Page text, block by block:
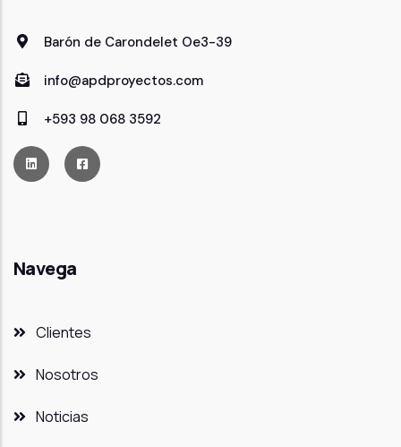
Barón de Carondelet Oe3-39
info@apdproyectos.com
+593 98 068 3592
Navega
Clientes
Nosotros
Noticias